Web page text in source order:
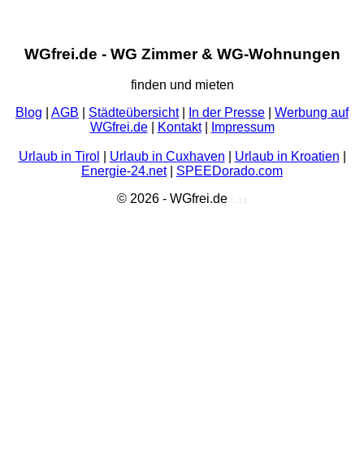
WGfrei.de - WG Zimmer & WG-Wohnungen
finden und mieten
Blog
AGB Städteübersicht| In der Presse
Werbung auf
WGfrei.de| Kontakt| Impressum
Urlaub in Tirol Urlaub in Cuxhaven Urlaub in Kroatien
Energie-24.net| SPEEDorado.com
© 2026 - WGfrei.de